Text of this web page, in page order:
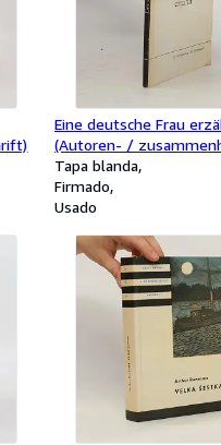
Eine deutsche Frau
(Autoren- /
Unterschrift)
Tapa blanda
Firmado
Usado